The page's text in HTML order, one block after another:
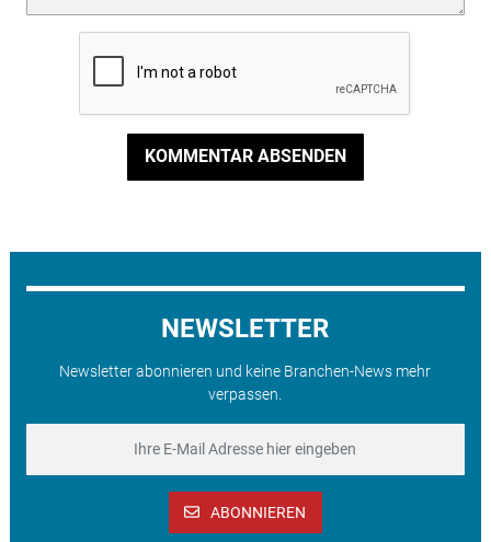
KOMMENTAR ABSENDEN
NEWSLETTER
Newsletter abonnieren und keine Branchen-News mehr
verpassen.
ABONNIEREN